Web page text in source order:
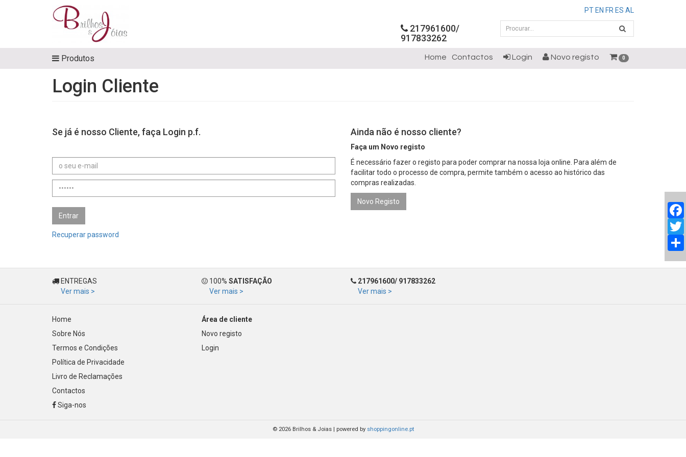
217961600/
917833262
PT EN FR ES AL
Produtos 0
Novo registo
Login
Contactos
Home
Login Cliente
Se já é nosso Cliente, faça Login p.f.
Email
Recuperar password
Ainda não é nosso cliente?
Faça um Novo registo
É necessário fazer o registo para poder comprar na nossa loja online. Para além de
facilitar todo o processo de compra, permite também o acesso ao histórico das
compras realizadas.
Novo Registo
ENTREGAS
Ver mais >
100% SATISFAÇÃO
Ver mais >
217961600/ 917833262
Ver mais >
Home
Sobre Nós
Termos e Condições
Política de Privacidade
Livro de Reclamações
Contactos
Siga-nos
Área de cliente
Novo registo
Login
© 2026 Brilhos & Joias | powered by shoppingonline.pt